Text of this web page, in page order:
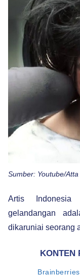
Sumber: Youtube/
Artis Indonesia
gelandangan
dikaruniai seorang